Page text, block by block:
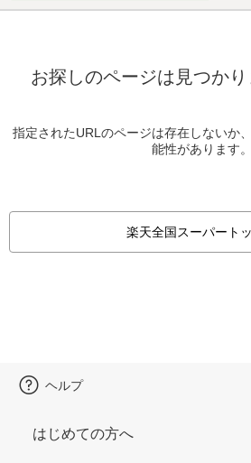
お探しのページは見つかり
指定されたURLのページは存在しないか
能性があります。
楽天全国スーパート
ヘルプ
はじめての方へ